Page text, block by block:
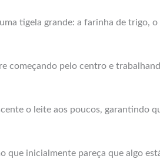
tigela grande: a farinha de trigo,
começando pelo centro e
o leite aos poucos, garantindo
que inicialmente pareça que algo